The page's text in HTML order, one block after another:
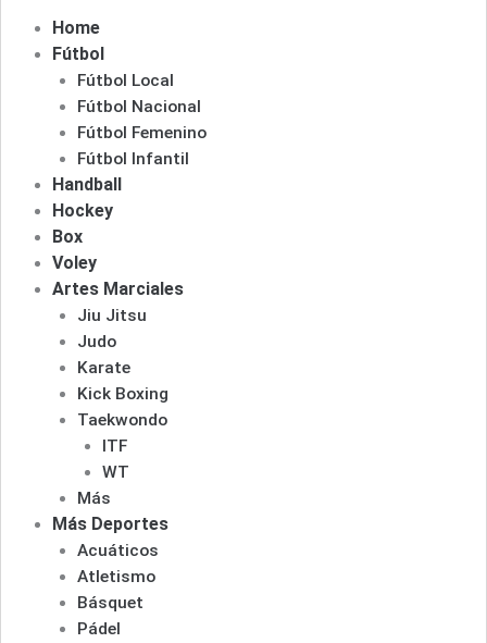
Home
Fútbol
Fútbol Local
Fútbol Nacional
Fútbol Femenino
Fútbol Infantil
Handball
Hockey
Box
Voley
Artes Marciales
Jiu Jitsu
Judo
Karate
Kick Boxing
Taekwondo
ITF
WT
Más
Más Deportes
Acuáticos
Atletismo
Básquet
Pádel